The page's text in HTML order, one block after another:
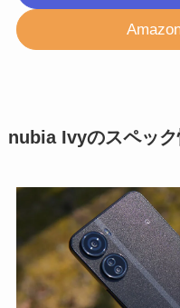
nubia Ivyのスペッ